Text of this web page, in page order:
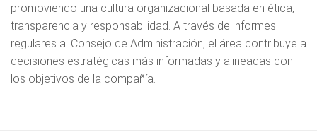
promoviendo una cultura organizacional basada en ética,
transparencia y responsabilidad. A través de informes
regulares al Consejo de Administración, el área contribuye a
decisiones estratégicas más informadas y alineadas con
los objetivos de la compañía.